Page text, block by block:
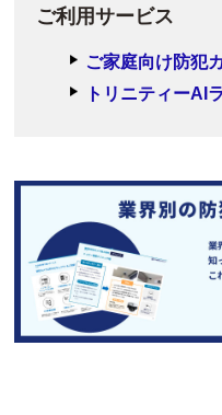
ご利用サービス
ご家庭向け防犯
トリニティーAI